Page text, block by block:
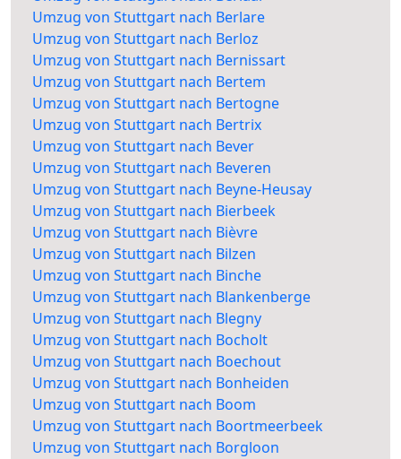
Umzug von Stuttgart nach Berlare
Umzug von Stuttgart nach Berloz
Umzug von Stuttgart nach Bernissart
Umzug von Stuttgart nach Bertem
Umzug von Stuttgart nach Bertogne
Umzug von Stuttgart nach Bertrix
Umzug von Stuttgart nach Bever
Umzug von Stuttgart nach Beveren
Umzug von Stuttgart nach Beyne-Heusay
Umzug von Stuttgart nach Bierbeek
Umzug von Stuttgart nach Bièvre
Umzug von Stuttgart nach Bilzen
Umzug von Stuttgart nach Binche
Umzug von Stuttgart nach Blankenberge
Umzug von Stuttgart nach Blegny
Umzug von Stuttgart nach Bocholt
Umzug von Stuttgart nach Boechout
Umzug von Stuttgart nach Bonheiden
Umzug von Stuttgart nach Boom
Umzug von Stuttgart nach Boortmeerbeek
Umzug von Stuttgart nach Borgloon